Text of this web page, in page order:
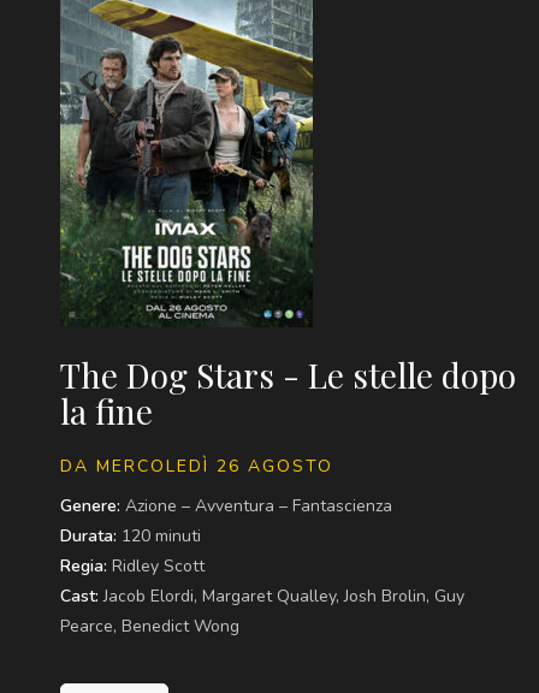
The Dog Stars - Le stelle dopo
la fine
DA MERCOLEDÌ 26 AGOSTO
Genere: Azione – Avventura – Fantascienza
Durata: 120 minuti
Regia: Ridley Scott
Cast: Jacob Elordi, Margaret Qualley, Josh Brolin, Guy
Pearce, Benedict Wong